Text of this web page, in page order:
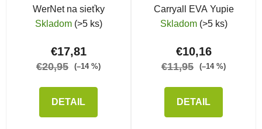
WerNet na sieťky
Skladom (>5 ks)
€17,81
€20,95 (–14 %)
DETAIL
Carryall EVA Yupie
Skladom (>5 ks)
€10,16
€11,95 (–14 %)
DETAIL